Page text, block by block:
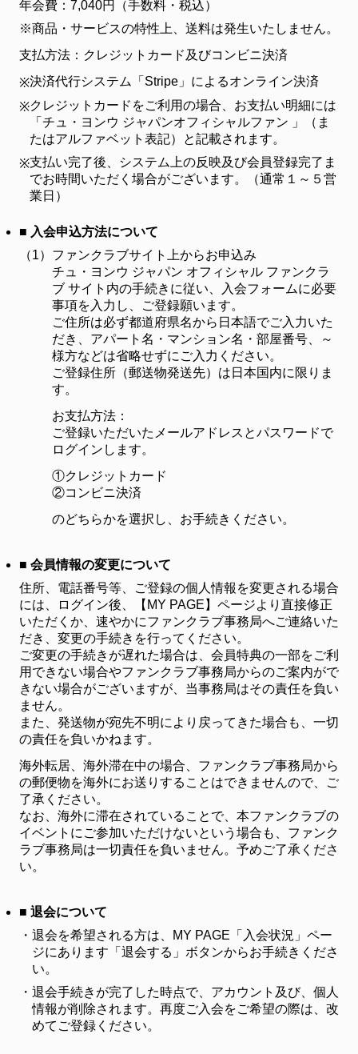
年会費：7,040円（手数料・税込）
※商品・サービスの特性上、送料は発生いたしません。
支払方法：クレジットカード及びコンビニ決済
※決済代行システム「Stripe」によるオンライン決済
※クレジットカードをご利用の場合、お支払い明細には
「チュ・ヨンウ ジャパンオフィシャルファン 」（ま
たはアルファベット表記）と記載されます。
※支払い完了後、システム上の反映及び会員登録完了ま
でお時間いただく場合がございます。（通常１～５営
業日）
■ 入会申込方法について
（1） ファンクラブサイト上からお申込み
チュ・ヨンウ ジャパン オフィシャル ファンクラ
ブ サイト内の手続きに従い、入会フォームに必要
事項を入力し、ご登録願います。
ご住所は必ず都道府県名から日本語でご入力いた
だき、アパート名・マンション名・部屋番号、～
様方などは省略せずにご入力ください。
ご登録住所（郵送物発送先）は日本国内に限りま
す。
お支払方法：
ご登録いただいたメールアドレスとパスワードで
ログインします。
①クレジットカード
②コンビニ決済
のどちらかを選択し、お手続きください。
■ 会員情報の変更について
住所、電話番号等、ご登録の個人情報を変更される場合
には、ログイン後、【MY PAGE】ページより直接修正
いただくか、速やかにファンクラブ事務局へご連絡いた
だき、変更の手続きを行ってください。
ご変更の手続きが遅れた場合は、会員特典の一部をご利
用できない場合やファンクラブ事務局からのご案内がで
きない場合がございますが、当事務局はその責任を負い
ません。
また、発送物が宛先不明により戻ってきた場合も、一切
の責任を負いかねます。
海外転居、海外滞在中の場合、ファンクラブ事務局から
の郵便物を海外にお送りすることはできませんので、ご
了承ください。
なお、海外に滞在されていることで、本ファンクラブの
イベントにご参加いただけないという場合も、ファンク
ラブ事務局は一切責任を負いません。予めご了承くださ
い。
■ 退会について
・ 退会を希望される方は、MY PAGE「入会状況」ペー
ジにあります「退会する」ボタンからお手続きくださ
い。
・ 退会手続きが完了した時点で、アカウント及び、個人
情報が削除されます。再度ご入会をご希望の際は、改
めてご登録ください。